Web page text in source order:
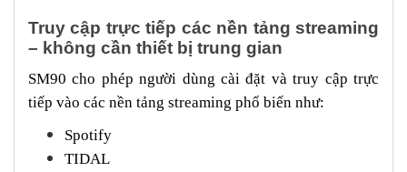
Truy cập trực tiếp các nền tảng streaming
– không cần thiết bị trung gian
SM90 cho phép người dùng cài đặt và truy cập trực
tiếp vào các nền tảng streaming phổ biến như:
Spotify
TIDAL